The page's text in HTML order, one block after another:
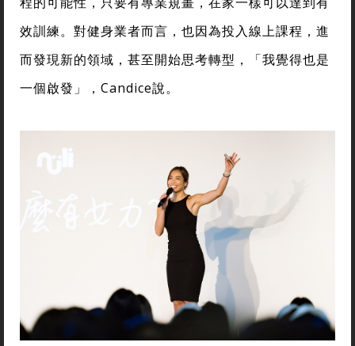
效訓練。對健身業者而言，也因為投入線上課程，進
而發現新的領域，甚至開始思考轉型，「我覺得也是
一個啟發」，Candice說。